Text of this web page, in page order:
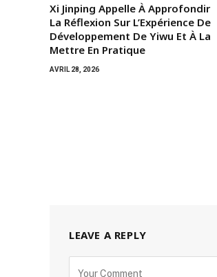
Xi Jinping Appelle À Approfondir
La Réflexion Sur L’Expérience De
Développement De Yiwu Et À La
Mettre En Pratique
AVRIL 28, 2026
LEAVE A REPLY